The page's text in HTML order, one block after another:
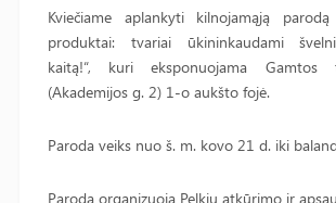
Kviečiame aplankyti kilnojamąją parodą
produktai: tvariai ūkininkaudami
kaitą!“, kuri eksponuojama Gamtos
(Akademijos g. 2) 1-o aukšto fojė.
Paroda veiks nuo š. m. kovo 21 d. iki
Parodą organizuoja Pelkių atkūrimo ir